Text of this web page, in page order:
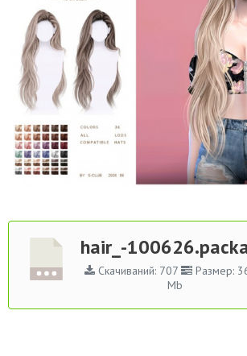
hair_-
Скачиваний: 707
Размер:
Mb